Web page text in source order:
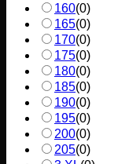
160(0)
165(0)
170(0)
175(0)
180(0)
185(0)
190(0)
195(0)
200(0)
205(0)